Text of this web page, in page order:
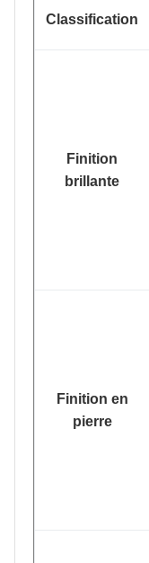
Classification
Finition
brillante
Finition en
pierre